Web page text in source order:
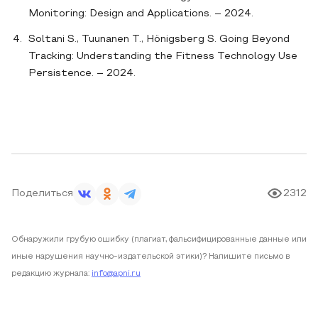
Monitoring: Design and Applications. – 2024.
Soltani S., Tuunanen T., Hönigsberg S. Going Beyond
Tracking: Understanding the Fitness Technology Use
Persistence. – 2024.
Поделиться 2312
Обнаружили грубую ошибку (плагиат, фальсифицированные данные или
иные нарушения научно-издательской этики)? Напишите письмо в
редакцию журнала: info@apni.ru